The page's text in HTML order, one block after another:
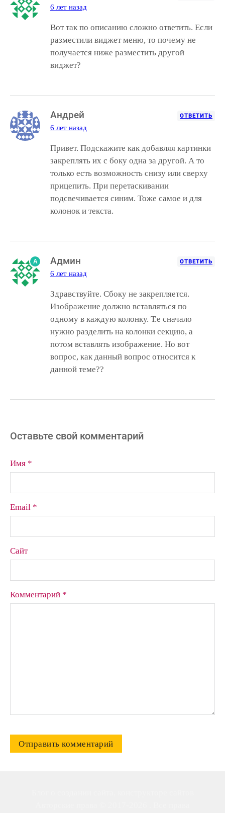
6 лет назад
Вот так по описанию сложно ответить. Если
разместили виджет меню, то почему не
получается ниже разместить другой
виджет?
Андрей
6 лет назад
ОТВЕТИТЬ
Привет. Подскажите как добавляя картинки
закреплять их с боку одна за другой. А то
только есть возможность снизу или сверху
прицепить. При перетаскивании
подсвечивается синим. Тоже самое и для
колонок и текста.
A Админ
6 лет назад
ОТВЕТИТЬ
Здравствуйте. Сбоку не закрепляется.
Изображение должно вставляться по
одному в каждую колонку. Т.е сначало
нужно разделить на колонки секцию, а
потом вставлять изображение. Но вот
вопрос, как данный вопрос относится к
данной теме??
Оставьте свой комментарий
Имя *
Email *
Сайт
Комментарий *